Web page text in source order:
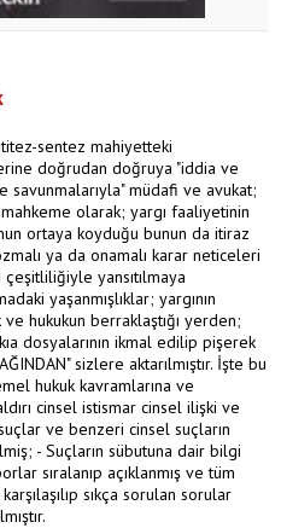
sentez mahiyetteki
doğrudan doğruya "iddia ve
savunmalarıyla" müdafi ve avukat;
olarak; yargı faaliyetinin
ortaya koyduğu bunun da itiraz
ya da onamalı karar neticeleri
yansıtılmaya
yaşanmışlıklar; yargının
hukukun berraklaştığı yerden;
dosyalarının ikmal edilip pişerek
sizlere aktarılmıştır. İşte bu
hukuk kavramlarına ve
cinsel istismar cinsel ilişki ve
ve benzeri cinsel suçların
- Suçların sübutuna dair bilgi
sıralanıp açıklanmış ve tüm
sıkça sorulan sorular